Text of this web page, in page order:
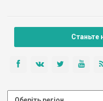
Станьте